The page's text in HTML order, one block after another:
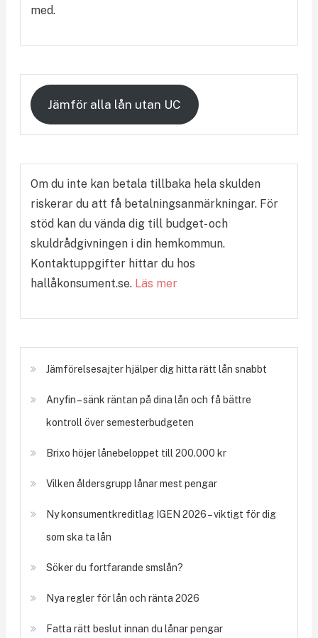
med.
Jämför alla lån utan UC
Om du inte kan betala tillbaka hela skulden
riskerar du att få betalningsanmärkningar. För
stöd kan du vända dig till budget- och
skuldrådgivningen i din hemkommun.
Kontaktuppgifter hittar du hos
hallåkonsument.se. Läs mer
Jämförelsesajter hjälper dig hitta rätt lån snabbt
Anyfin – sänk räntan på dina lån och få bättre
kontroll över semesterbudgeten
Brixo höjer lånebeloppet till 200.000 kr
Vilken åldersgrupp lånar mest pengar
Ny konsumentkreditlag IGEN 2026 – viktigt för dig
som ska ta lån
Söker du fortfarande smslån?
Nya regler för lån och ränta 2026
Fatta rätt beslut innan du lånar pengar